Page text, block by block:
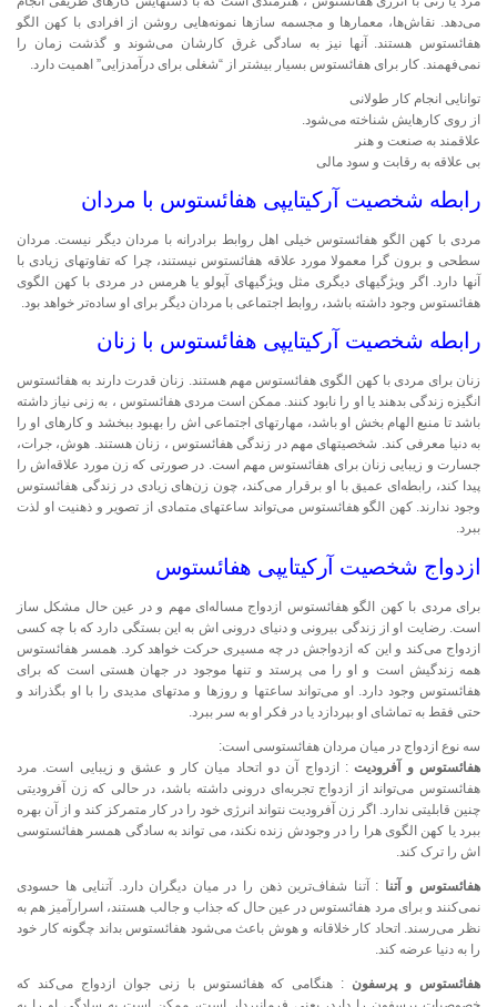
می‌دهد. نقاش‌ها، معمارها و مجسمه سازها نمونه‌هایی روشن از افرادی با کهن الگو
هفائستوس هستند. آنها نیز به سادگی غرق کارشان می‌شوند و گذشت زمان را
نمی‌فهمند. کار برای هفائستوس بسیار بیشتر از “شغلی برای درآمدزایی” اهمیت دارد.
توانایی انجام کار طولانی
از روی کارهایش شناخته می‌شود.
علاقمند به صنعت و هنر
بی علاقه به رقابت و سود مالی
رابطه شخصیت آرکیتایپی هفائستوس با مردان
مردی با کهن الگو هفائستوس خیلی اهل روابط برادرانه با مردان دیگر نیست. مردان
سطحی و برون گرا معمولا مورد علاقه هفائستوس نیستند، چرا که تفاوتهای زیادی با
آنها دارد. اگر ویژگیهای دیگری مثل ویژگیهای آپولو یا هرمس در مردی با کهن الگوی
هفائستوس وجود داشته باشد، روابط اجتماعی با مردان دیگر برای او ساده‌تر خواهد بود.
رابطه شخصیت آرکیتایپی هفائستوس با زنان
زنان برای مردی با کهن الگوی هفائستوس مهم هستند. زنان قدرت دارند به هفائستوس
انگیزه زندگی بدهند یا او را نابود کنند. ممکن است مردی هفائستوس ، به زنی نیاز داشته
باشد تا منبع الهام بخش او باشد، مهارتهای اجتماعی اش را بهبود ببخشد و کارهای او را
به دنیا معرفی کند. شخصیتهای مهم در زندگی هفائستوس ، زنان هستند. هوش، جرات،
جسارت و زیبایی زنان برای هفائستوس مهم است. در صورتی که زن مورد علاقه‌اش را
پیدا کند، رابطه‌ای عمیق با او برقرار می‌کند، چون زن‌های زیادی در زندگی هفائستوس
وجود ندارند. کهن الگو هفائستوس می‌تواند ساعتهای متمادی از تصویر و ذهنیت او لذت
ببرد.
ازدواج شخصیت آرکیتایپی هفائستوس
برای مردی با کهن الگو هفائستوس ازدواج مساله‌ای مهم و در عین حال مشکل ساز
است. رضایت او از زندگی بیرونی و دنیای درونی اش به این بستگی دارد که با چه کسی
ازدواج می‌کند و این که ازدواجش در چه مسیری حرکت خواهد کرد. همسر هفائستوس
همه زندگیش است و او را می پرستد و تنها موجود در جهان هستی است که برای
هفائستوس وجود دارد. او می‌تواند ساعتها و روزها و مدتهای مدیدی را با او بگذراند و
حتی فقط به تماشای او بپردازد یا در فکر او به سر ببرد.
سه نوع ازدواج در میان مردان هفائستوسی است:
هفائستوس و آفرودیت: ازدواج آن دو اتحاد میان کار و عشق و زیبایی است. مرد
هفائستوس می‌تواند از ازدواج تجربه‌ای درونی داشته باشد، در حالی که زن آفرودیتی
چنین قابلیتی ندارد. اگر زن آفرودیت نتواند انرژی خود را در کار متمرکز کند و از آن بهره
ببرد یا کهن الگوی هرا را در وجودش زنده نکند، می تواند به سادگی همسر هفائستوسی
اش را ترک کند.
هفائستوس و آتنا : آتنا شفاف‌ترین ذهن را در میان دیگران دارد. آتنایی ها حسودی
نمی‌کنند و برای مرد هفائستوس در عین حال که جذاب و جالب هستند، اسرارآمیز هم به
نظر می‌رسند. اتحاد کار خلاقانه و هوش باعث می‌شود هفائستوس بداند چگونه کار خود
را به دنیا عرضه کند.
هفائستوس و پرسفون : هنگامی که هفائستوس با زنی جوان ازدواج می‌کند که